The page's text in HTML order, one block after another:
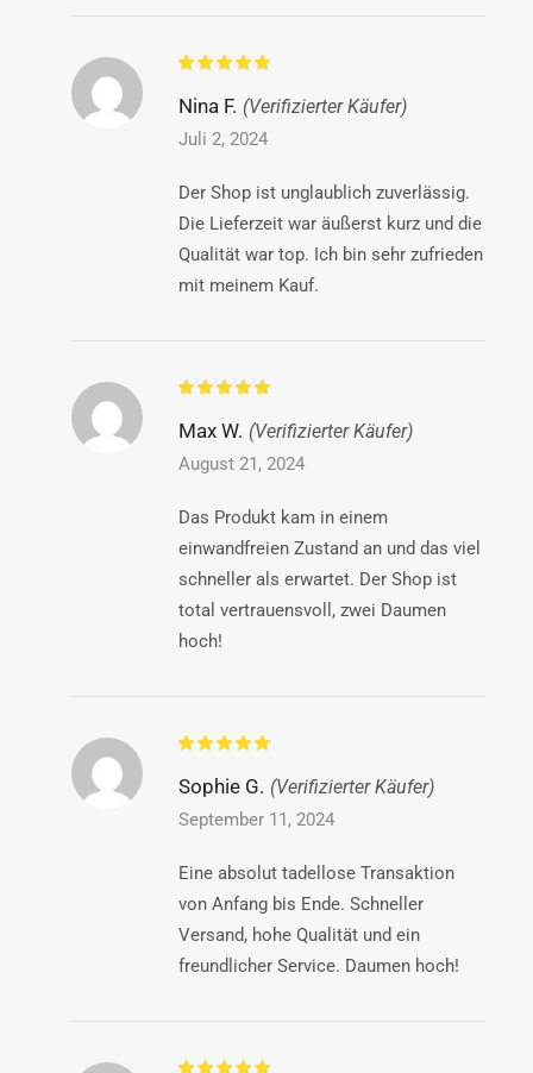
Nina F. (Verifizierter Käufer)
Juli 2, 2024
Der Shop ist unglaublich zuverlässig.
Die Lieferzeit war äußerst kurz und die
Qualität war top. Ich bin sehr zufrieden
mit meinem Kauf.
Max W. (Verifizierter Käufer)
August 21, 2024
Das Produkt kam in einem
einwandfreien Zustand an und das viel
schneller als erwartet. Der Shop ist
total vertrauensvoll, zwei Daumen
hoch!
Sophie G. (Verifizierter Käufer)
September 11, 2024
Eine absolut tadellose Transaktion
von Anfang bis Ende. Schneller
Versand, hohe Qualität und ein
freundlicher Service. Daumen hoch!